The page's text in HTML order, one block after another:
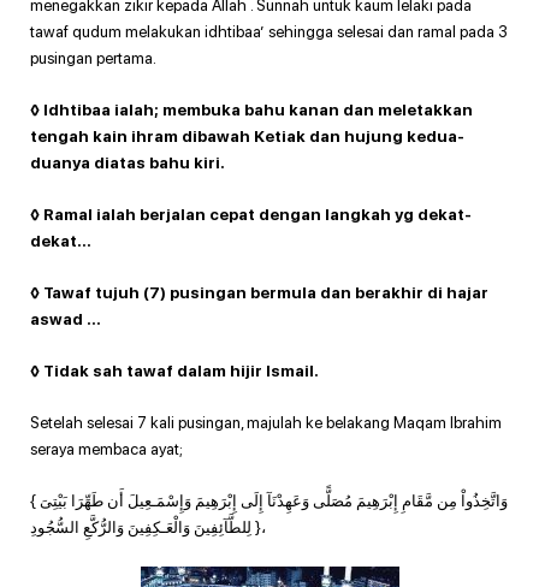
menegakkan zikir kepada Allah . Sunnah untuk kaum lelaki pada
tawaf qudum melakukan idhtibaa’ sehingga selesai dan ramal pada 3
pusingan pertama.
◊ Idhtibaa ialah; membuka bahu kanan dan meletakkan
tengah kain ihram dibawah Ketiak dan hujung kedua-
duanya diatas bahu kiri.
◊ Ramal ialah berjalan cepat dengan langkah yg dekat-
dekat…
◊ Tawaf tujuh (7) pusingan bermula dan berakhir di hajar
aswad …
◊ Tidak sah tawaf dalam hijir Ismail.
Setelah selesai 7 kali pusingan, majulah ke belakang Maqam Ibrahim
seraya membaca ayat;
{ وَاتَّخِذُواْ مِن مَّقَامِ إِبْرَهِيمَ مُصَلًّى وَعَهِدْنَآ إِلَى إِبْرَهِيمَ وَإِسْمَـعِيلَ أَن طَهِّرَا بَيْتِىَ
لِلطَّآئِفِينَ وَالْعَـكِفِينَ وَالرُّكَّعِ السُّجُودِ }،